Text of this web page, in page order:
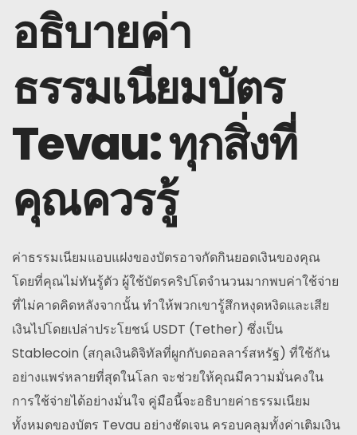
อธิบายค่า
ธรรมเนียมบัตร
Tevau: ทุกสิ่งที่
คุณควรรู้
ค่าธรรมเนียมแอบแฝงของบัตรอาจกัดกินยอดเงินของคุณ
โดยที่คุณไม่ทันรู้ตัว ผู้ใช้บัตรคริปโตจำนวนมากพบค่าใช้จ่าย
ที่ไม่คาดคิดหลังจากนั้น ทำให้พวกเขารู้สึกหงุดหงิดและเสีย
เงินไปโดยเปล่าประโยชน์ USDT (Tether) ซึ่งเป็น
Stablecoin (สกุลเงินดิจิทัลที่ผูกกับดอลลาร์สหรัฐ) ที่ใช้กัน
อย่างแพร่หลายที่สุดในโลก จะช่วยให้คุณมีความมั่นคงใน
การใช้จ่ายได้อย่างมั่นใจ คู่มือนี้จะอธิบายค่าธรรมเนียม
ทั้งหมดของบัตร Tevau อย่างชัดเจน ครอบคลุมทั้งค่าเติมเงิน